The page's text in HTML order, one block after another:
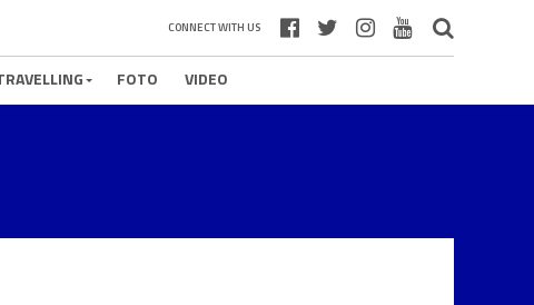
CONNECT WITH US
FOTO VIDEO